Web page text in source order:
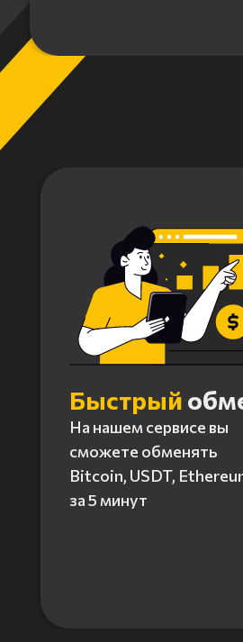
3
Быстрый
На нашем сервисе вы
сможете обменять
Bitcoin, USDT,
за 5 минут